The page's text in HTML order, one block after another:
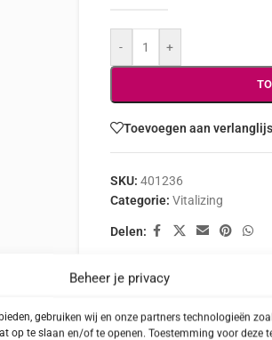
Beheer je privacy
gebruiken wij en onze partners technologieën
op te slaan en/of te openen. Toestemming voor deze
- +
Toevoegen aan
SKU: 401236
Categorie: Vitalizing
Delen:
INGREDIËNTEN